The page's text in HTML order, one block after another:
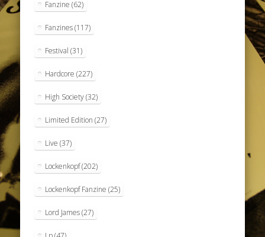
Fanzine (62)
Fanzines(117)
Festival (31)
Hardcore (227)
High Society(32)
Limited Edition (27)
Live (37)
Lockenkopf(202)
Lockenkopf Fanzine (25)
Lord James(27)